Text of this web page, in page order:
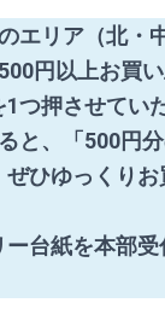
エリア （北・
円以上お買
つ押させてい
と、「500円分
ぜひゆっくり
台紙を本部受